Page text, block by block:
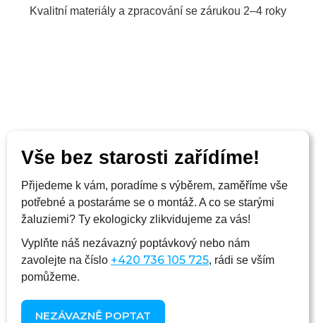
Kvalitní materiály a zpracování se zárukou 2–4 roky
Vše bez starosti zařídíme!
Přijedeme k vám, poradíme s výběrem, zaměříme vše
potřebné a postaráme se o montáž. A co se starými
žaluziemi? Ty ekologicky zlikvidujeme za vás!
Vyplňte náš nezávazný poptávkový nebo nám
zavolejte na číslo +420 736 105 725, rádi se vším
pomůžeme.
NEZÁVAZNĚ POPTAT